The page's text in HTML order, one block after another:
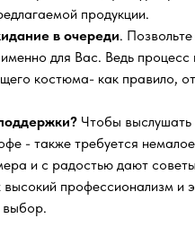
продукции.
в очереди.
для Вас. Ведь процесс
костюма- как правило,
Чтобы выслушать
- также требуется
и с радостью дают
профессионализм и
выбор.